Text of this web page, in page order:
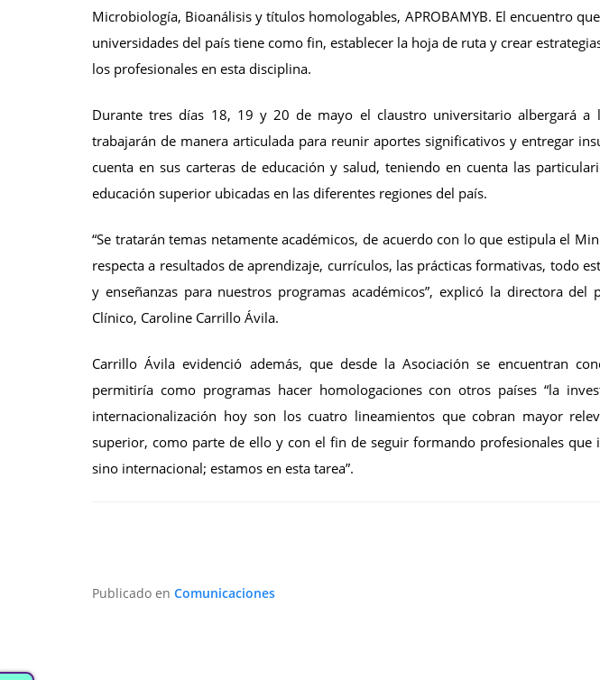
Microbiología, Bioanálisis y títulos homologables, APROBAMYB. El encuentro
universidades del país tiene como fin, establecer la hoja de ruta y crear
los profesionales en esta disciplina.
Durante tres días 18, 19 y 20 de mayo el claustro universitario albergará a
trabajarán de manera articulada para reunir aportes significativos y entregar
cuenta en sus carteras de educación y salud, teniendo en cuenta las
educación superior ubicadas en las diferentes regiones del país.
“Se tratarán temas netamente académicos, de acuerdo con lo que estipula el
respecta a resultados de aprendizaje, currículos, las prácticas formativas, todo
y enseñanzas para nuestros programas académicos”, explicó la directora
Clínico, Caroline Carrillo Ávila.
Carrillo Ávila evidenció además, que desde la Asociación se encuentran
permitiría como programas hacer homologaciones con otros países “la
internacionalización hoy son los cuatro lineamientos que cobran mayor
superior, como parte de ello y con el fin de seguir formando profesionales que
sino internacional; estamos en esta tarea”.
Publicado en Comunicaciones